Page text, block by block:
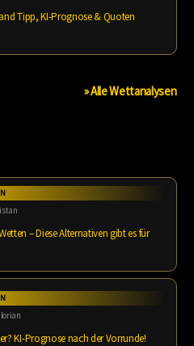
Tipp, KI-Prognose & Quoten
» Alle Wettanalysen
– Diese Alternativen gibt es für
KI-Prognose nach der Vorrunde!